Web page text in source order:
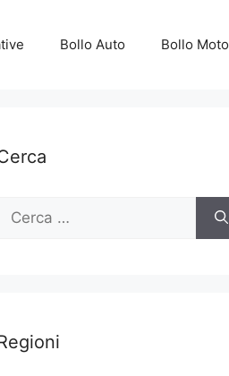
Bollo Auto Bollo Moto
Ricerca